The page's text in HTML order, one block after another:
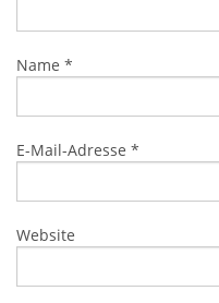
Name *
E-Mail-Adresse *
Website